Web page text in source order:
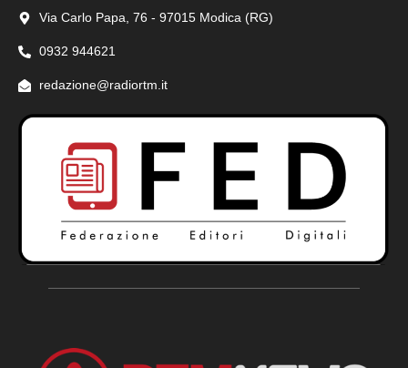
Via Carlo Papa, 76 - 97015 Modica (RG)
0932 944621
redazione@radiortm.it